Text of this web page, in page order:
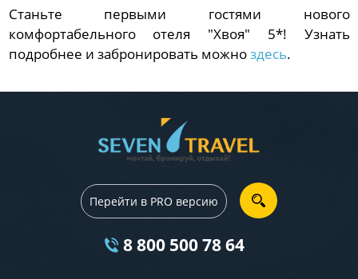
Станьте первыми гостями нового
комфортабельного отеля "Хвоя" 5*! Узнать
подробнее и забронировать можноздесь.
Перейти в PRO версию
8 800 500 78 64